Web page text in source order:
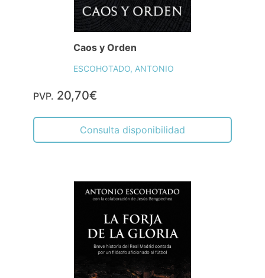
Caos y Orden
ESCOHOTADO, ANTONIO
PVP. 20,70€
Consulta disponibilidad